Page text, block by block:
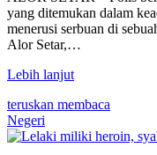
yang ditemukan dalam
menerusi serbuan di
Alor Setar,…
Lebih lanjut
teruskan membaca
Negeri